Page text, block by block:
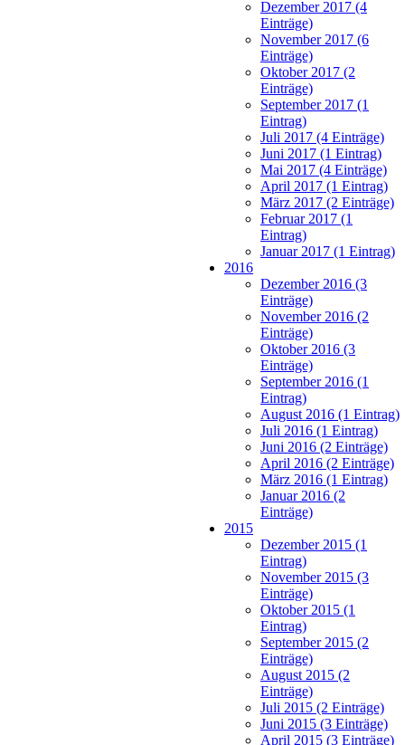
Dezember 2017 (4
Einträge)
November 2017 (6
Einträge)
Oktober 2017 (2
Einträge)
September 2017 (1
Eintrag)
Juli 2017 (4 Einträge)
Juni 2017 (1 Eintrag)
Mai 2017 (4 Einträge)
April 2017 (1 Eintrag)
März 2017 (2 Einträge)
Februar 2017 (1
Eintrag)
Januar 2017 (1 Eintrag)
2016
Dezember 2016 (3
Einträge)
November 2016 (2
Einträge)
Oktober 2016 (3
Einträge)
September 2016 (1
Eintrag)
August 2016 (1 Eintrag)
Juli 2016 (1 Eintrag)
Juni 2016 (2 Einträge)
April 2016 (2 Einträge)
März 2016 (1 Eintrag)
Januar 2016 (2
Einträge)
2015
Dezember 2015 (1
Eintrag)
November 2015 (3
Einträge)
Oktober 2015 (1
Eintrag)
September 2015 (2
Einträge)
August 2015 (2
Einträge)
Juli 2015 (2 Einträge)
Juni 2015 (3 Einträge)
April 2015 (3 Einträge)